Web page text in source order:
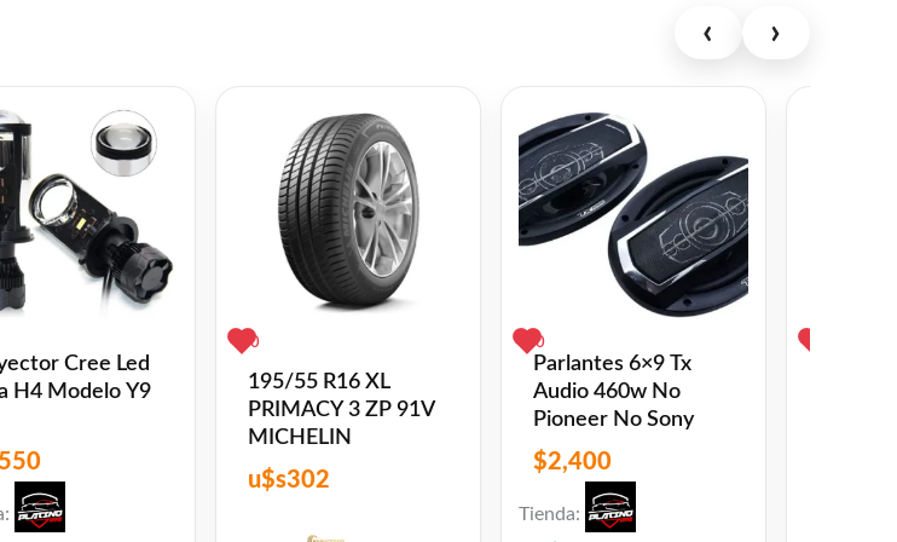
en la qe haya ubicado el aparato. El efecto optimo puede ser
innecesaria de bateria
‹ ›
Cree Led
H4 Modelo Y9
0
195/55 R16 XL
PRIMACY 3 ZP 91V
MICHELIN
u$s302
0
Parlantes 6×9 Tx
Audio 460w No
Pioneer No Sony
$2,400
Tienda: